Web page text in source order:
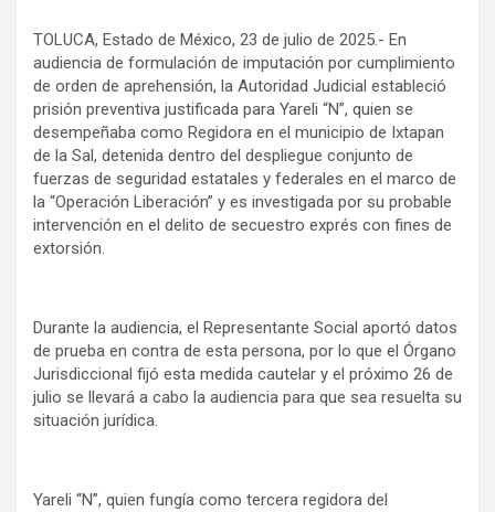
TOLUCA, Estado de México, 23 de julio de 2025.- En
audiencia de formulación de imputación por cumplimiento
de orden de aprehensión, la Autoridad Judicial estableció
prisión preventiva justificada para Yareli “N”, quien se
desempeñaba como Regidora en el municipio de Ixtapan
de la Sal, detenida dentro del despliegue conjunto de
fuerzas de seguridad estatales y federales en el marco de
la “Operación Liberación” y es investigada por su probable
intervención en el delito de secuestro exprés con fines de
extorsión.
Durante la audiencia, el Representante Social aportó datos
de prueba en contra de esta persona, por lo que el Órgano
Jurisdiccional fijó esta medida cautelar y el próximo 26 de
julio se llevará a cabo la audiencia para que sea resuelta su
situación jurídica.
Yareli “N”, quien fungía como tercera regidora del